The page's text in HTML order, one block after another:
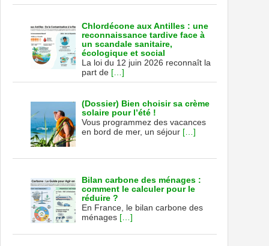
Chlordécone aux Antilles : une
reconnaissance tardive face à
un scandale sanitaire,
écologique et social
La loi du 12 juin 2026 reconnaît la
part de […]
(Dossier) Bien choisir sa crème
solaire pour l’été !
Vous programmez des vacances
en bord de mer, un séjour […]
Bilan carbone des ménages :
comment le calculer pour le
réduire ?
En France, le bilan carbone des
ménages […]